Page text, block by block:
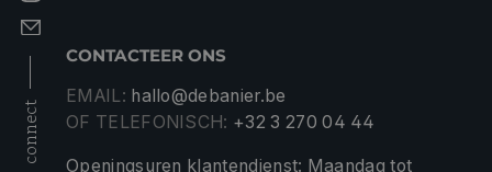
connect
CONTACTEER ONS
EMAIL: hallo@debanier.be
OF TELEFONISCH: +32 3 270 04 44
Openingsuren klantendienst: Maandag tot